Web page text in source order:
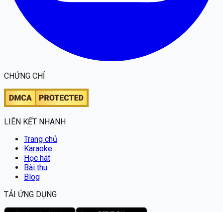
CHỨNG CHỈ
LIÊN KẾT NHANH
Trang chủ
Karaoke
Học hát
Bài thu
Blog
TẢI ỨNG DỤNG